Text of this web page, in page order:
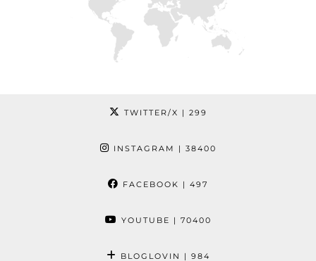
TWITTER/X | 299
INSTAGRAM | 38400
FACEBOOK | 497
YOUTUBE | 70400
BLOGLOVIN | 984